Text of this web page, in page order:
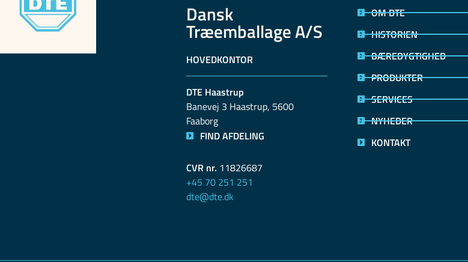
Dansk
Træemballage A/S
HOVEDKONTOR
DTE Haastrup
Banevej 3 Haastrup, 5600
Faaborg
FIND AFDELING
CVR nr. 11826687
+45 70 251 251
dte@dte.dk
OM DTE
HISTORIEN
BÆREDYGTIGHED
PRODUKTER
SERVICES
NYHEDER
KONTAKT